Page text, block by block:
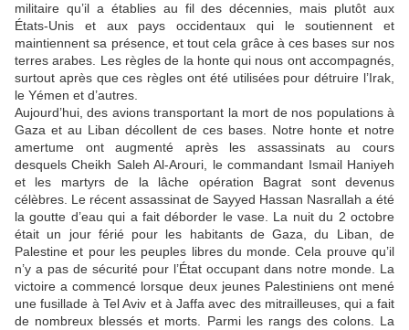
militaire qu’il a établies au fil des décennies, mais plutôt aux
États-Unis et aux pays occidentaux qui le soutiennent et
maintiennent sa présence, et tout cela grâce à ces bases sur nos
terres arabes. Les règles de la honte qui nous ont accompagnés,
surtout après que ces règles ont été utilisées pour détruire l’Irak,
le Yémen et d’autres.
Aujourd’hui, des avions transportant la mort de nos populations à
Gaza et au Liban décollent de ces bases. Notre honte et notre
amertume ont augmenté après les assassinats au cours
desquels Cheikh Saleh Al-Arouri, le commandant Ismail Haniyeh
et les martyrs de la lâche opération Bagrat sont devenus
célèbres. Le récent assassinat de Sayyed Hassan Nasrallah a été
la goutte d’eau qui a fait déborder le vase. La nuit du 2 octobre
était un jour férié pour les habitants de Gaza, du Liban, de
Palestine et pour les peuples libres du monde. Cela prouve qu’il
n’y a pas de sécurité pour l’État occupant dans notre monde. La
victoire a commencé lorsque deux jeunes Palestiniens ont mené
une fusillade à Tel Aviv et à Jaffa avec des mitrailleuses, qui a fait
de nombreux blessés et morts. Parmi les rangs des colons. La